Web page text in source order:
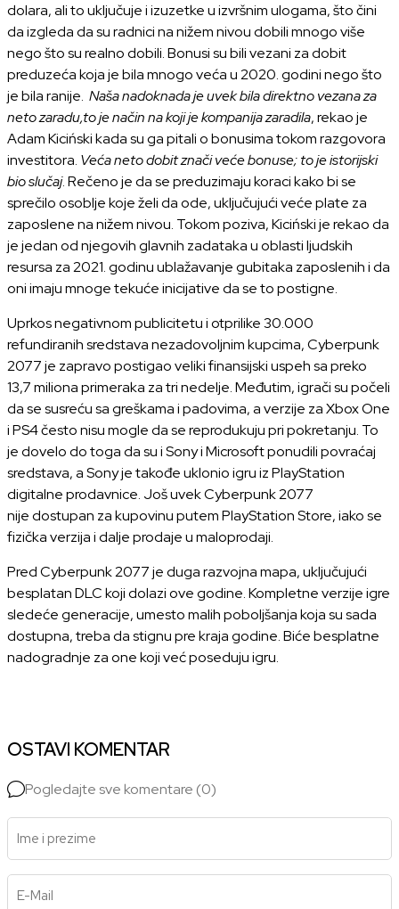
dolara, ali to uključuje i izuzetke u izvršnim ulogama, što čini
da izgleda da su radnici na nižem nivou dobili mnogo više
nego što su realno dobili. Bonusi su bili vezani za dobit
preduzeća koja je bila mnogo veća u 2020. godini nego što
je bila ranije. Naša nadoknada je uvek bila direktno vezana za
neto zaradu,to je način na koji je kompanija zaradila, rekao je
Adam Kiciński kada su ga pitali o bonusima tokom razgovora
investitora. Veća neto dobit znači veće bonuse; to je istorijski
bio slučaj. Rečeno je da se preduzimaju koraci kako bi se
sprečilo osoblje koje želi da ode, uključujući veće plate za
zaposlene na nižem nivou. Tokom poziva, Kiciński je rekao da
je jedan od njegovih glavnih zadataka u oblasti ljudskih
resursa za 2021. godinu ublažavanje gubitaka zaposlenih i da
oni imaju mnoge tekuće inicijative da se to postigne.
Uprkos negativnom publicitetu i otprilike 30.000
refundiranih sredstava nezadovoljnim kupcima, Cyberpunk
2077 je zapravo postigao veliki finansijski uspeh sa preko
13,7 miliona primeraka za tri nedelje. Međutim, igrači su počeli
da se susreću sa greškama i padovima, a verzije za Xbox One
i PS4 često nisu mogle da se reprodukuju pri pokretanju. To
je dovelo do toga da su i Sony i Microsoft ponudili povraćaj
sredstava, a Sony je takođe uklonio igru iz PlayStation
digitalne prodavnice. Još uvek Cyberpunk 2077
nije dostupan za kupovinu putem PlayStation Store, iako se
fizička verzija i dalje prodaje u maloprodaji.
Pred Cyberpunk 2077 je duga razvojna mapa, uključujući
besplatan DLC koji dolazi ove godine. Kompletne verzije igre
sledeće generacije, umesto malih poboljšanja koja su sada
dostupna, treba da stignu pre kraja godine. Biće besplatne
nadogradnje za one koji već poseduju igru.
OSTAVI KOMENTAR
Pogledajte sve komentare (0)
Ime i prezime
E-Mail